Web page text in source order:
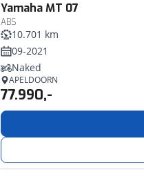
Yamaha MT 07
ABS
10.701 km
09-2021
Naked
APELDOORN
77.990,-